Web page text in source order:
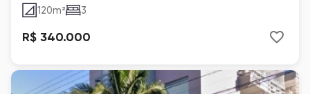
120m² 3
R$ 340.000